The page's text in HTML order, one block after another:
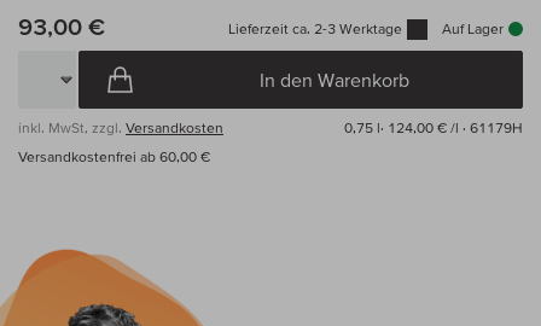
93,00 € Lieferzeit ca. 2-3 Werktage Auf Lager
In den Warenkorb
inkl. MwSt, zzgl. Versandkosten 0,75 l· 124,00 € /l · 61179H
Versandkostenfrei ab 60,00 €